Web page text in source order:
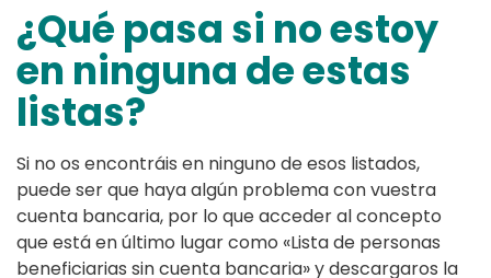
¿Qué pasa si no estoy
en ninguna de estas
listas?
Si no os encontráis en ninguno de esos listados,
puede ser que haya algún problema con vuestra
cuenta bancaria, por lo que acceder al concepto
que está en último lugar como «Lista de personas
beneficiarias sin cuenta bancaria» y descargaros la